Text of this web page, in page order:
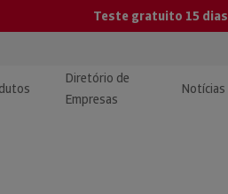
Teste gratuito 15 dias
Diretório de
Empresas
Notícias